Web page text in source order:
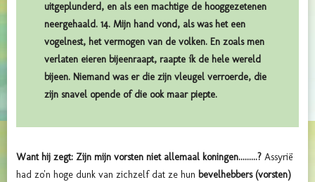
uitgeplunderd, en als een machtige de hooggezetenen
neergehaald. 14. Mijn hand vond, als was het een
vogelnest, het vermogen van de volken. En zoals men
verlaten eieren bijeenraapt, raapte ík de hele wereld
bijeen. Niemand was er die zijn vleugel verroerde, die
zijn snavel opende of die ook maar piepte.
Want hij zegt: Zijn mijn vorsten niet allemaal koningen.........? Assyrië
had zo'n hoge dunk van zichzelf dat ze hun bevelhebbers (vorsten)